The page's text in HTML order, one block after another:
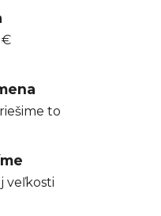
€
to
veľkosti